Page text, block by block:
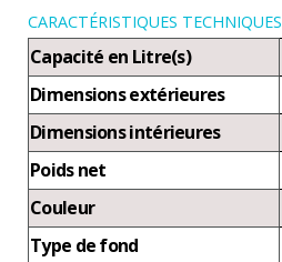
CARACTÉRISTIQUES TECHNIQUES
Capacité en Litre(s)
Dimensions extérieures
Dimensions intérieures
Poids net
Couleur
Type de fond